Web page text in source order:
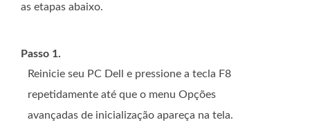
as etapas abaixo.
Passo 1.
Reinicie seu PC Dell e pressione a tecla F8
repetidamente até que o menu Opções
avançadas de inicialização apareça na tela.